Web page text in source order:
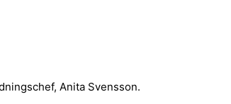
Anita Svensson.